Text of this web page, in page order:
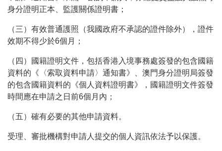
身分證明正本、監護關係證明書；
（三）有效普通護照（我國政府不承認的證件除外），證件
效期不得少於6個月；
（四）國籍證明文件，包括香港入境事務處簽發的包含國籍
資料的《〈索取資料申請〉通知書》、澳門身分證明局簽發
的包含國籍資料的《個人資料證明書》，國籍證明文件簽發
時間應在申請之日前6個月內；
（五）確有必要的其他申請資料。
受理、審批機構對申請人提交的個人資訊依法予以保護。